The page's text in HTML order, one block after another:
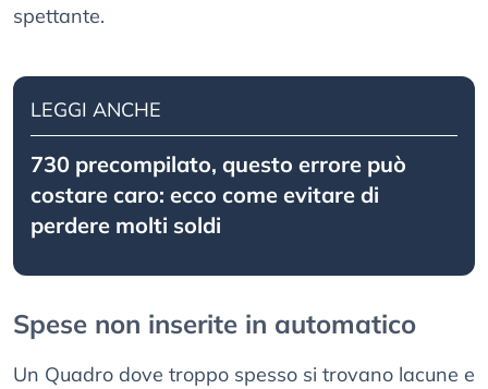
spettante.
LEGGI ANCHE
730 precompilato, questo errore può
costare caro: ecco come evitare di
perdere molti soldi
Spese non inserite in automatico
Un Quadro dove troppo spesso si trovano lacune e